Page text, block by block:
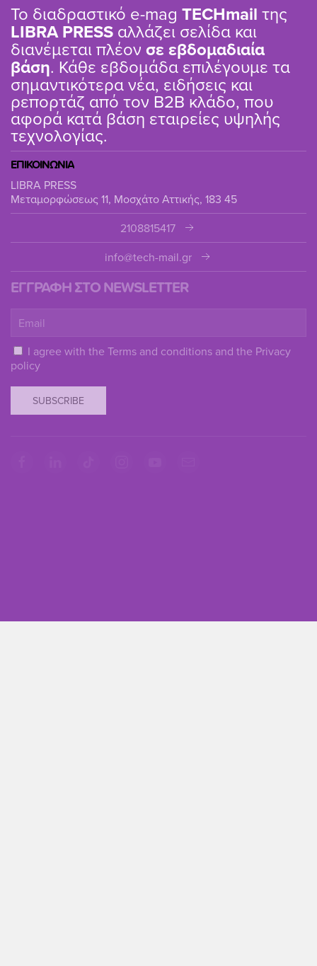
Το διαδραστικό e-mag TΕCHmail της
LIBRA PRESS αλλάζει σελίδα και
διανέμεται πλέον σε εβδομαδιαία
βάση. Κάθε εβδομάδα επιλέγουμε τα
σημαντικότερα νέα, ειδήσεις και
ρεπορτάζ από τον B2B κλάδο, που
αφορά κατά βάση εταιρείες υψηλής
τεχνολογίας.
ΕΠΙΚΟΙΝΩΝΙΑ
LIBRA PRESS
Μεταμορφώσεως 11, Μοσχάτο Αττικής, 183 45
2108815417
info@tech-mail.gr
ΕΓΓΡΑΦΗ ΣΤΟ NEWSLETTER
I agree with the Terms and conditions and the Privacy
policy
SUBSCRIBE